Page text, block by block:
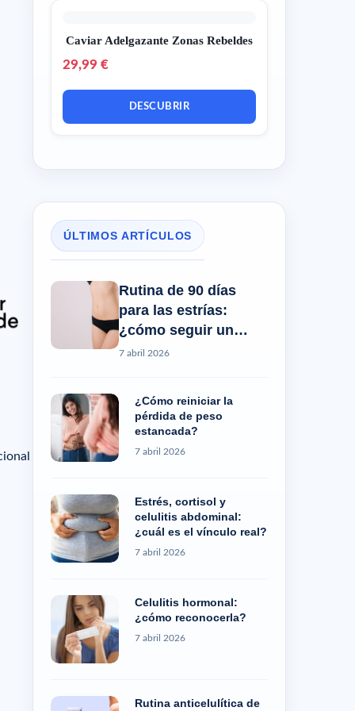
Caviar Adelgazante Zonas Rebeldes
29,99 €
DESCUBRIR
ÚLTIMOS ARTÍCULOS
Rutina de 90 días
para las estrías:
¿cómo seguir un
progreso real?
7 abril 2026
¿Cómo reiniciar la
pérdida de peso
estancada?
7 abril 2026
Estrés, cortisol y
celulitis abdominal:
¿cuál es el vínculo real?
7 abril 2026
Celulitis hormonal:
¿cómo reconocerla?
7 abril 2026
Rutina anticelulítica de